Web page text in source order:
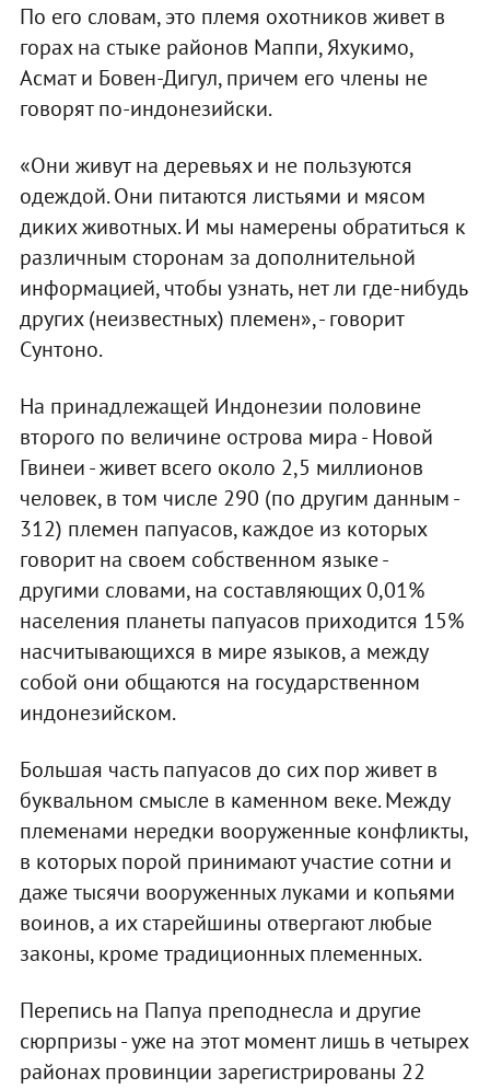
По его словам, это племя охотников живет в
горах на стыке районов Маппи, Яхукимо,
Асмат и Бовен-Дигул, причем его члены не
говорят по-индонезийски.
«Они живут на деревьях и не пользуются
одеждой. Они питаются листьями и мясом
диких животных. И мы намерены обратиться к
различным сторонам за дополнительной
информацией, чтобы узнать, нет ли где-нибудь
других (неизвестных) племен», - говорит
Сунтоно.
На принадлежащей Индонезии половине
второго по величине острова мира - Новой
Гвинеи - живет всего около 2,5 миллионов
человек, в том числе 290 (по другим данным -
312) племен папуасов, каждое из которых
говорит на своем собственном языке -
другими словами, на составляющих 0,01%
населения планеты папуасов приходится 15%
насчитывающихся в мире языков, а между
собой они общаются на государственном
индонезийском.
Большая часть папуасов до сих пор живет в
буквальном смысле в каменном веке. Между
племенами нередки вооруженные конфликты,
в которых порой принимают участие сотни и
даже тысячи вооруженных луками и копьями
воинов, а их старейшины отвергают любые
законы, кроме традиционных племенных.
Перепись на Папуа преподнесла и другие
сюрпризы - уже на этот момент лишь в четырех
районах провинции зарегистрированы 22